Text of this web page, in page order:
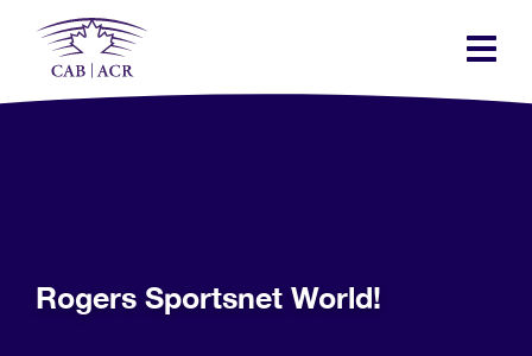
Skip
to
main
Rogers Sportsnet World!